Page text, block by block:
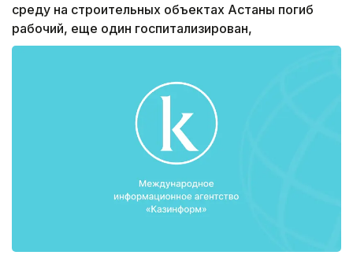
среду на строительных объектах Астаны погиб
рабочий, еще один госпитализирован,